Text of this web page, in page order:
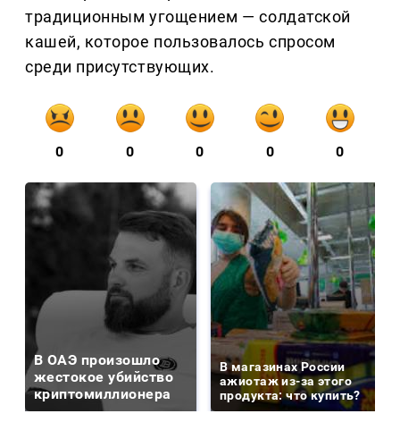
традиционным угощением — солдатской
кашей, которое пользовалось спросом
среди присутствующих.
0 0 0 0 0
В ОАЭ произошло
жестокое убийство
криптомиллионера
В магазинах России
ажиотаж из-за этого
продукта: что купить?